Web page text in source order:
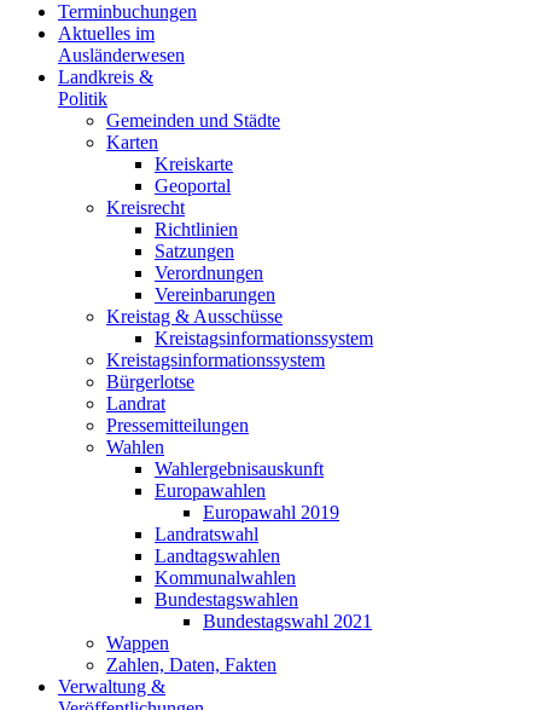
Terminbuchungen
Aktuelles im
Ausländerwesen
Landkreis &
Politik
Gemeinden und Städte
Karten
Kreiskarte
Geoportal
Kreisrecht
Richtlinien
Satzungen
Verordnungen
Vereinbarungen
Kreistag & Ausschüsse
Kreistagsinformationssystem
Kreistagsinformationssystem
Bürgerlotse
Landrat
Pressemitteilungen
Wahlen
Wahlergebnisauskunft
Europawahlen
Europawahl 2019
Landratswahl
Landtagswahlen
Kommunalwahlen
Bundestagswahlen
Bundestagswahl 2021
Wappen
Zahlen, Daten, Fakten
Verwaltung &